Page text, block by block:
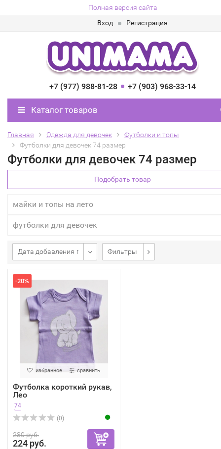
Полная версия сайта
Вход
Регистрация
+7 (977) 988-81-28 +7 (903) 968-33-14
Каталог товаров
Главная Одежда для девочек
Футболки и топы
Футболки для девочек 74 размер
Футболки для девочек 74 размер
Подобрать товар
майки и топы на лето
футболки для девочек
Дата добавления ↑ Фильтры
-20%
избранное сравнить
Футболка короткий рукав,
Лео
74
(0)
280 руб.
224 руб.